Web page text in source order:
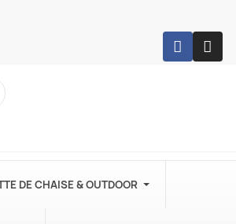
DE CHAISE & OUTDOOR